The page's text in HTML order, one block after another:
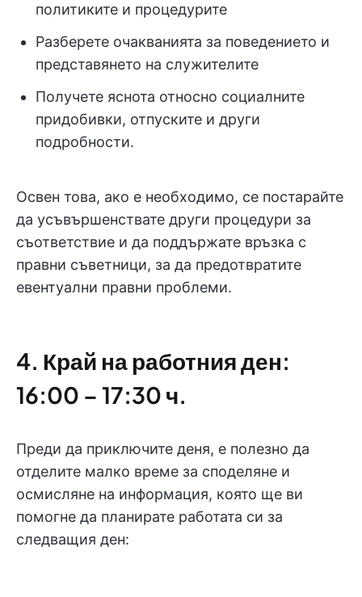
политиките и процедурите
Разберете очакванията за поведението и
представянето на служителите
Получете яснота относно социалните
придобивки, отпуските и други
подробности.
Освен това, ако е необходимо, се постарайте
да усъвършенствате други процедури за
съответствие и да поддържате връзка с
правни съветници, за да предотвратите
евентуални правни проблеми.
4. Край на работния ден:
16:00 – 17:30 ч.
Преди да приключите деня, е полезно да
отделите малко време за споделяне и
осмисляне на информация, която ще ви
помогне да планирате работата си за
следващия ден: